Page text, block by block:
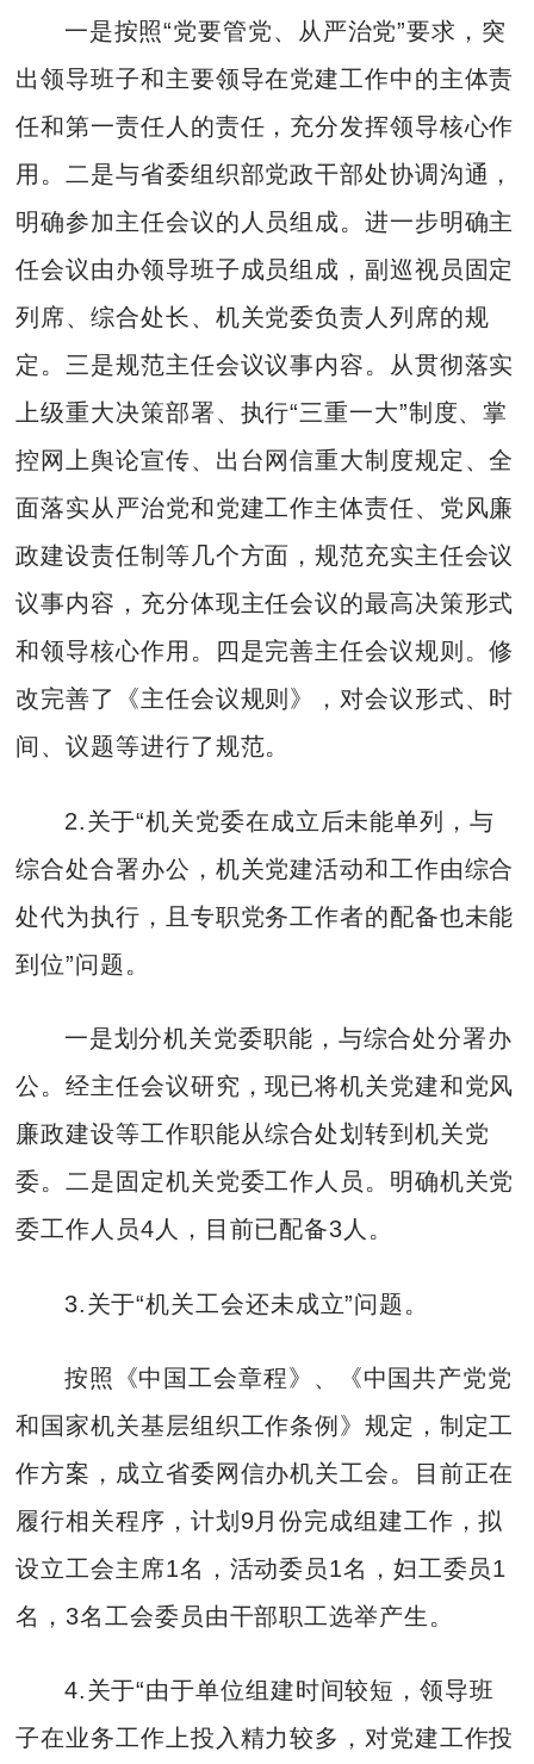
一是按照“党要管党、从严治党”要求，突
出领导班子和主要领导在党建工作中的主体责
任和第一责任人的责任，充分发挥领导核心作
用。二是与省委组织部党政干部处协调沟通，
明确参加主任会议的人员组成。进一步明确主
任会议由办领导班子成员组成，副巡视员固定
列席、综合处长、机关党委负责人列席的规
定。三是规范主任会议议事内容。从贯彻落实
上级重大决策部署、执行“三重一大”制度、掌
控网上舆论宣传、出台网信重大制度规定、全
面落实从严治党和党建工作主体责任、党风廉
政建设责任制等几个方面，规范充实主任会议
议事内容，充分体现主任会议的最高决策形式
和领导核心作用。四是完善主任会议规则。修
改完善了《主任会议规则》，对会议形式、时
间、议题等进行了规范。
2.关于“机关党委在成立后未能单列，与
综合处合署办公，机关党建活动和工作由综合
处代为执行，且专职党务工作者的配备也未能
到位”问题。
一是划分机关党委职能，与综合处分署办
公。经主任会议研究，现已将机关党建和党风
廉政建设等工作职能从综合处划转到机关党
委。二是固定机关党委工作人员。明确机关党
委工作人员4人，目前已配备3人。
3.关于“机关工会还未成立”问题。
按照《中国工会章程》、《中国共产党党
和国家机关基层组织工作条例》规定，制定工
作方案，成立省委网信办机关工会。目前正在
履行相关程序，计划9月份完成组建工作，拟
设立工会主席1名，活动委员1名，妇工委员1
名，3名工会委员由干部职工选举产生。
4.关于“由于单位组建时间较短，领导班
子在业务工作上投入精力较多，对党建工作投